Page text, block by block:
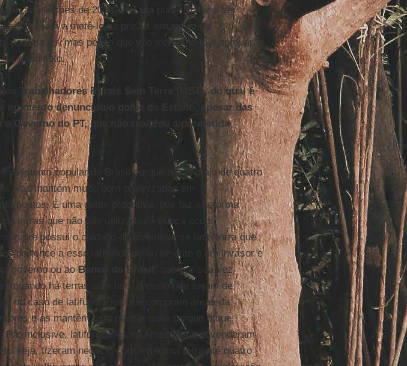
são as eleições de 2018, seLula
puder voltar a ser
se atrevam a metê-lo na prisão, em razão da
poderia ter, mas penso que vão incriminá-lo e aprovarão
ser candidato.
Trabalhadores Rurais Sem Terra (MST), do qual é
momento denunciou o golpe de Estado, apesar das
Governo do PT, que não realizou a prometida
popular do Brasil porque reúne mais de quatro
e as mantém muito bem organizadas em
É uma gente produtiva, que faz a reforma
terras que não são utilizadas – nunca ocupa
sempre possui o cuidado de investigar se uma terra que
pertence a esse latifundiário ou se este é um invasor e
governo ou aoBanco do Brasil
, que por sua vez
quando há terras sem uso, mesmo que sejam de
no caso de latifundiários que compram áreas da
e as mantêm sem plantar nada porque o que
Há, inclusive, latifundiários na Amazônia que venderam
seja, fizeram negócio com a mesma terra até quatro